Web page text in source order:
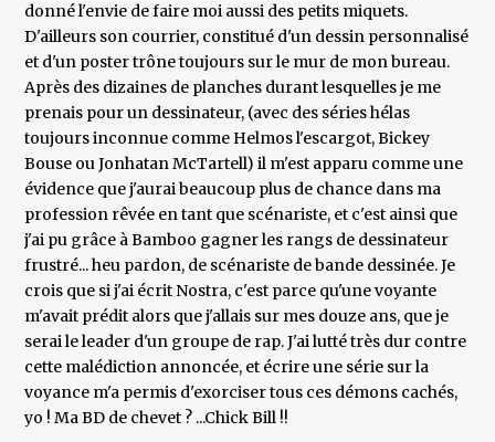
donné l'envie de faire moi aussi des petits miquets.
D'ailleurs son courrier, constitué d'un dessin personnalisé
et d'un poster trône toujours sur le mur de mon bureau.
Après des dizaines de planches durant lesquelles je me
prenais pour un dessinateur, (avec des séries hélas
toujours inconnue comme Helmos l'escargot, Bickey
Bouse ou Jonhatan McTartell) il m'est apparu comme une
évidence que j'aurai beaucoup plus de chance dans ma
profession rêvée en tant que scénariste, et c'est ainsi que
j'ai pu grâce à Bamboo gagner les rangs de dessinateur
frustré... heu pardon, de scénariste de bande dessinée. Je
crois que si j'ai écrit Nostra, c'est parce qu'une voyante
m'avait prédit alors que j'allais sur mes douze ans, que je
serai le leader d'un groupe de rap. J'ai lutté très dur contre
cette malédiction annoncée, et écrire une série sur la
voyance m'a permis d'exorciser tous ces démons cachés,
yo ! Ma BD de chevet ? ...Chick Bill !!